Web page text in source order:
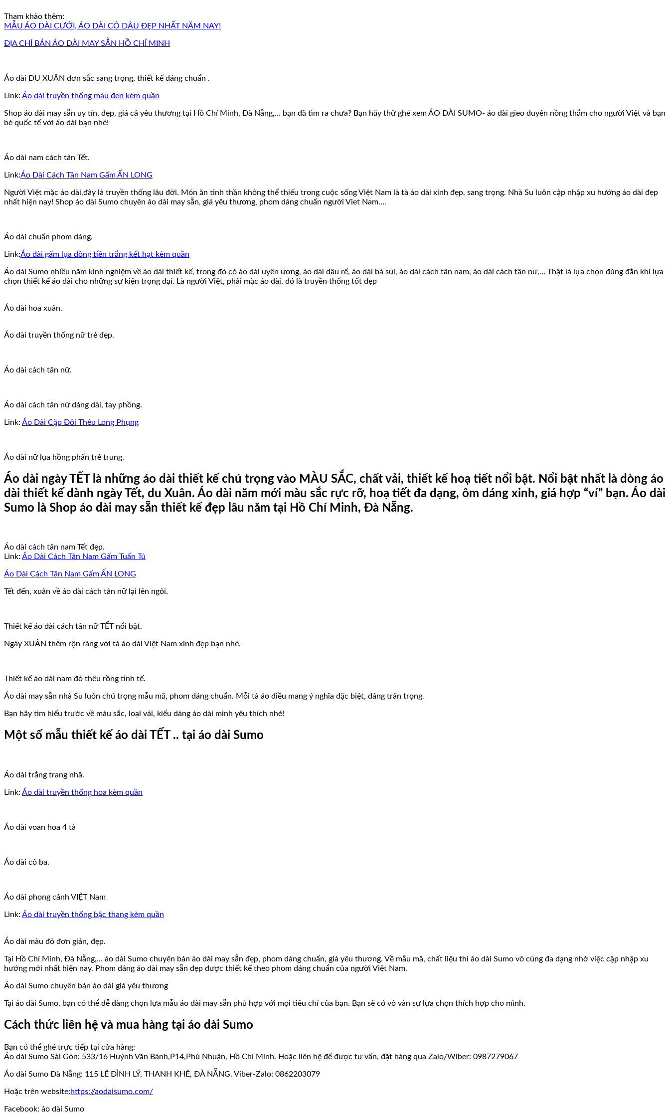
Tham khảo thêm:
MẪU ÁO DÀI CƯỚI, ÁO DÀI CÔ DÂU ĐẸP NHẤT NĂM NAY!
ĐỊA CHỈ BÁN ÁO DÀI MAY SẴN HỒ CHÍ MINH
Áo dài DU XUÂN đơn sắc sang trọng, thiết kế dáng chuẩn .
Link: Áo dài truyền thống màu đen kèm quần
Shop áo dài may sẵn uy tín, đẹp, giá cả yêu thương tại Hồ Chí Minh, Đà Nẵng,… bạn đã tìm ra chưa? Bạn hãy thử ghé xem ÁO DÀI SUMO- áo dài gieo duyên nồng thắm cho người Việt và bạn
bè quốc tế với áo dài bạn nhé!
Áo dài nam cách tân Tết.
Link:Áo Dài Cách Tân Nam Gấm ẤN LONG
Người Việt mặc áo dài,đây là truyền thống lâu đời. Món ăn tinh thần không thể thiếu trong cuộc sống Việt Nam là tà áo dài xinh đẹp, sang trọng. Nhà Su luôn cập nhập xu hướng áo dài đẹp
nhất hiện nay! Shop áo dài Sumo chuyên áo dài may sẵn, giá yêu thương, phom dáng chuẩn người Viet Nam….
Áo dài chuẩn phom dáng.
Link:Áo dài gấm lụa đồng tiền trắng kết hạt kèm quần
Áo dài Sumo nhiều năm kinh nghiệm về áo dài thiết kế, trong đó có áo dài uyên ương, áo dài dâu rể, áo dài bà sui, áo dài cách tân nam, áo dài cách tân nữ,… Thật là lựa chọn đúng đắn khi lựa
chọn thiết kế áo dài cho những sự kiện trọng đại. Là người Việt, phải mặc áo dài, đó là truyền thống tốt đẹp
Áo dài hoa xuân.
Áo dài truyền thống nữ trẻ đẹp.
Áo dài cách tân nữ.
Áo dài cách tân nữ dáng dài, tay phồng.
Link: Áo Dài Cặp Đôi Thêu Long Phụng
Áo dài nữ lụa hồng phấn trẻ trung.
Áo dài ngày TẾT là những áo dài thiết kế chú trọng vào MÀU SẮC, chất vải, thiết kế hoạ tiết nổi bật. Nổi bật nhất là dòng áo
dài thiết kế dành ngày Tết, du Xuân. Áo dài năm mới màu sắc rực rỡ, hoạ tiết đa dạng, ôm dáng xinh, giá hợp “ví” bạn. Áo dài
Sumo là Shop áo dài may sẵn thiết kế đẹp lâu năm tại Hồ Chí Minh, Đà Nẵng.
Áo dài cách tân nam Tết đẹp.
Link: Áo Dài Cách Tân Nam Gấm Tuấn Tú
Áo Dài Cách Tân Nam Gấm ẤN LONG
Tết đến, xuân về áo dài cách tân nữ lại lên ngôi.
Thiết kế áo dài cách tân nữ TẾT nổi bật.
Ngày XUÂN thêm rộn ràng với tà áo dài Việt Nam xinh đẹp bạn nhé.
Thiết kế áo dài nam đỏ thêu rồng tinh tế.
Áo dài may sẵn nhà Su luôn chú trọng mẫu mã, phom dáng chuẩn. Mỗi tà áo điều mang ý nghĩa đặc biệt, đáng trân trọng.
Bạn hãy tìm hiểu trước về màu sắc, loại vải, kiểu dáng áo dài mình yêu thích nhé!
Một số mẫu thiết kế áo dài TẾT .. tại áo dài Sumo
Áo dài trắng trang nhã.
Link: Áo dài truyền thống hoa kèm quần
Áo dài voan hoa 4 tà
Áo dài cô ba.
Áo dài phong cảnh VIỆT Nam
Link: Áo dài truyền thống bậc thang kèm quần
Áo dài màu đỏ đơn giản, đẹp.
Tại Hồ Chí Minh, Đà Nẵng,… áo dài Sumo chuyên bán áo dài may sẵn đẹp, phom dáng chuẩn, giá yêu thương. Về mẫu mã, chất liệu thì áo dài Sumo vô cùng đa dạng nhờ việc cập nhập xu
hướng mới nhất hiện nay. Phom dáng áo dài may sẵn đẹp được thiết kế theo phom dáng chuẩn của người Việt Nam.
Áo dài Sumo chuyên bán áo dài giá yêu thương
Tại áo dài Sumo, bạn có thể dễ dàng chọn lựa mẫu áo dài may sẵn phù hợp với mọi tiêu chí của bạn. Bạn sẽ có vô vàn sự lựa chọn thích hợp cho mình.
Cách thức liên hệ và mua hàng tại áo dài Sumo
Bạn có thể ghé trực tiếp tại cửa hàng:
Áo dài Sumo Sài Gòn: 533/16 Huỳnh Văn Bánh,P14,Phú Nhuận, Hồ Chí Minh. Hoặc liên hệ để được tư vấn, đặt hàng qua Zalo/Wiber: 0987279067
Áo dài Sumo Đà Nẵng: 115 LÊ ĐÌNH LÝ, THANH KHÊ, ĐÀ NẴNG. Viber-Zalo: 0862203079
Hoặc trên website:https://aodaisumo.com/
Facebook: áo dài Sumo